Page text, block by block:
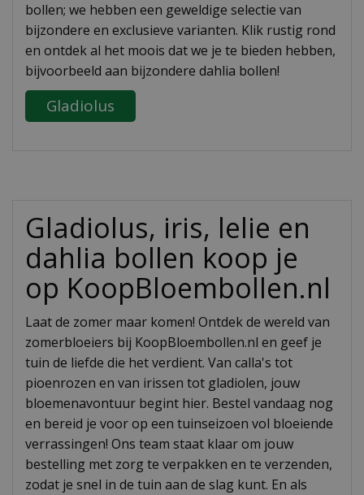
bollen; we hebben een geweldige selectie van
bijzondere en exclusieve varianten. Klik rustig rond
en ontdek al het moois dat we je te bieden hebben,
bijvoorbeeld aan bijzondere dahlia bollen!
Gladiolus
Gladiolus, iris, lelie en
dahlia bollen koop je
op KoopBloembollen.nl
Laat de zomer maar komen! Ontdek de wereld van
zomerbloeiers bij KoopBloembollen.nl en geef je
tuin de liefde die het verdient. Van calla's tot
pioenrozen en van irissen tot gladiolen, jouw
bloemenavontuur begint hier. Bestel vandaag nog
en bereid je voor op een tuinseizoen vol bloeiende
verrassingen! Ons team staat klaar om jouw
bestelling met zorg te verpakken en te verzenden,
zodat je snel in de tuin aan de slag kunt. En als